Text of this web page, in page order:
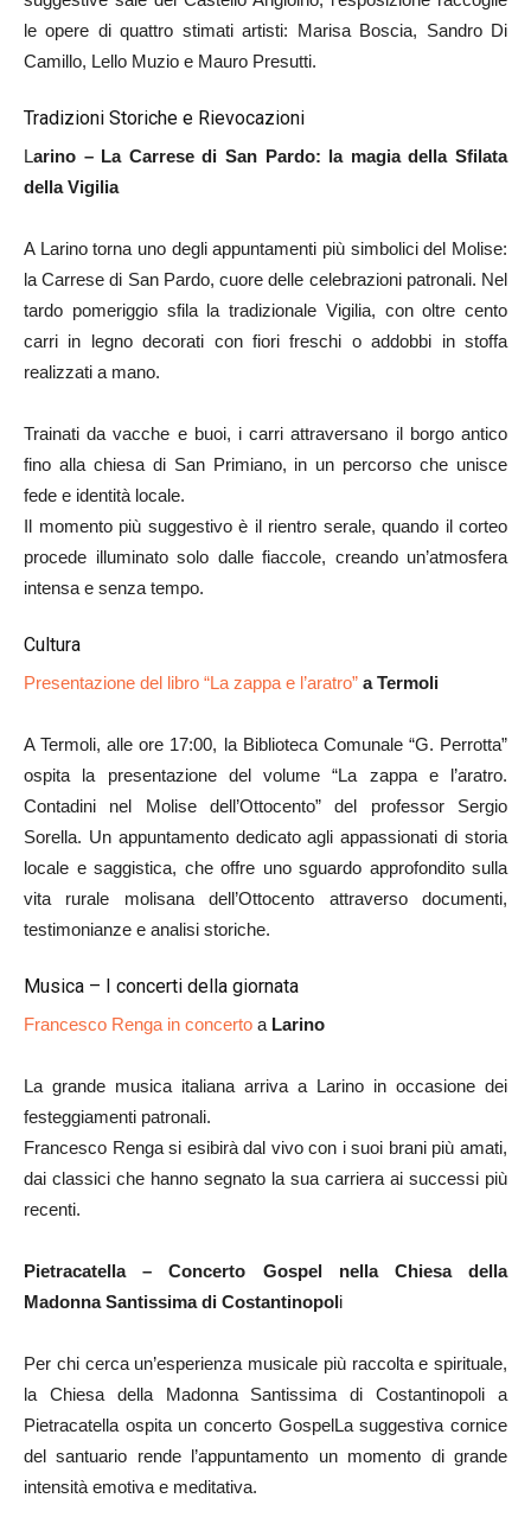
le opere di quattro stimati artisti: Marisa Boscia, Sandro Di
Camillo, Lello Muzio e Mauro Presutti.
Tradizioni Storiche e Rievocazioni
Larino – La Carrese di San Pardo: la magia della Sfilata
della Vigilia
A Larino torna uno degli appuntamenti più simbolici del Molise:
la Carrese di San Pardo, cuore delle celebrazioni patronali. Nel
tardo pomeriggio sfila la tradizionale Vigilia, con oltre cento
carri in legno decorati con fiori freschi o addobbi in stoffa
realizzati a mano.
Trainati da vacche e buoi, i carri attraversano il borgo antico
fino alla chiesa di San Primiano, in un percorso che unisce
fede e identità locale.
Il momento più suggestivo è il rientro serale, quando il corteo
procede illuminato solo dalle fiaccole, creando un’atmosfera
intensa e senza tempo.
Cultura
Presentazione del libro “La zappa e l’aratro” a Termoli
A Termoli, alle ore 17:00, la Biblioteca Comunale “G. Perrotta”
ospita la presentazione del volume “La zappa e l’aratro.
Contadini nel Molise dell’Ottocento” del professor Sergio
Sorella. Un appuntamento dedicato agli appassionati di storia
locale e saggistica, che offre uno sguardo approfondito sulla
vita rurale molisana dell’Ottocento attraverso documenti,
testimonianze e analisi storiche.
Musica – I concerti della giornata
Francesco Renga in concerto a Larino
La grande musica italiana arriva a Larino in occasione dei
festeggiamenti patronali.
Francesco Renga si esibirà dal vivo con i suoi brani più amati,
dai classici che hanno segnato la sua carriera ai successi più
recenti.
Pietracatella – Concerto Gospel nella Chiesa della
Madonna Santissima di Costantinopoli
Per chi cerca un’esperienza musicale più raccolta e spirituale,
la Chiesa della Madonna Santissima di Costantinopoli a
Pietracatella ospita un concerto GospelLa suggestiva cornice
del santuario rende l’appuntamento un momento di grande
intensità emotiva e meditativa.